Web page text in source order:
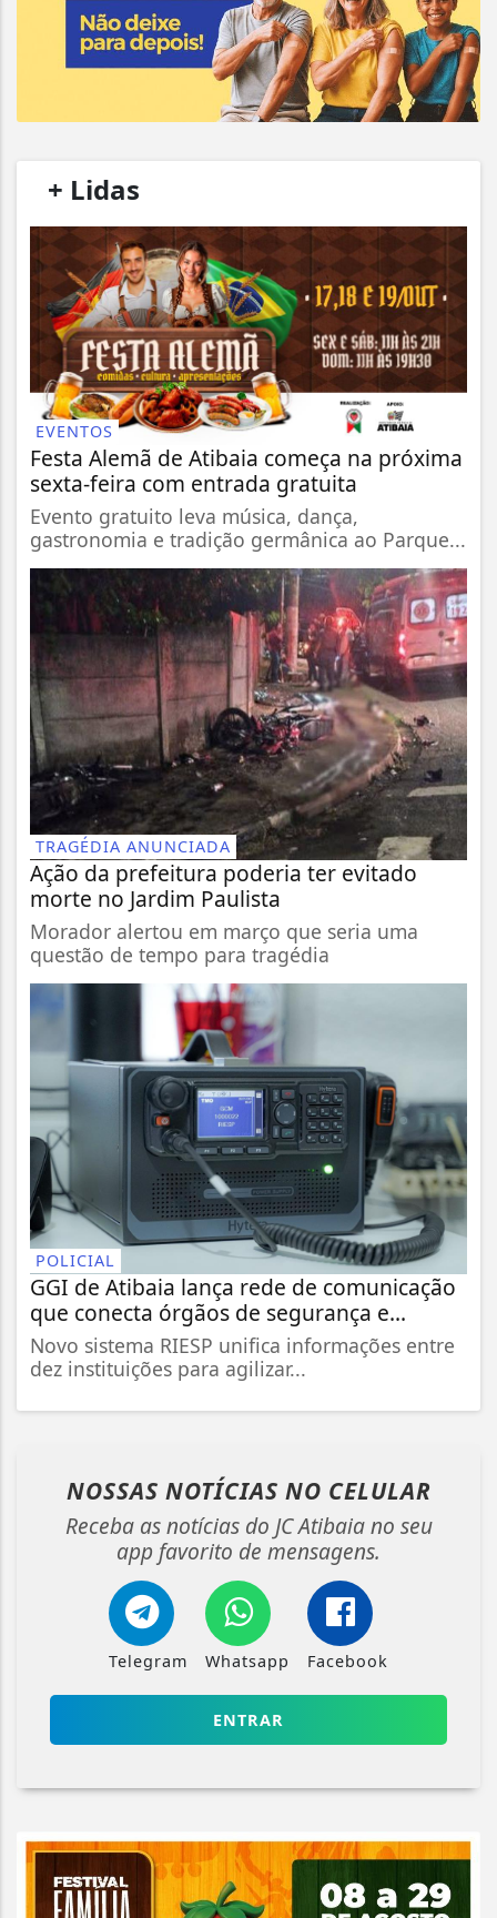
+ Lidas
EVENTOS
Festa Alemã de Atibaia começa na próxima
sexta-feira com entrada gratuita
Evento gratuito leva música, dança,
gastronomia e tradição germânica ao Parque...
TRAGÉDIA ANUNCIADA
Ação da prefeitura poderia ter evitado
morte no Jardim Paulista
Morador alertou em março que seria uma
questão de tempo para tragédia
POLICIAL
GGI de Atibaia lança rede de comunicação
que conecta órgãos de segurança e...
Novo sistema RIESP unifica informações entre
dez instituições para agilizar...
NOSSAS NOTÍCIAS NO CELULAR
Receba as notícias do JC Atibaia no seu
app favorito de mensagens.
Telegram Whatsapp Facebook
ENTRAR